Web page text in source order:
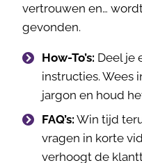
vertrouwen en…
gevonden.
How-To’s: Deel je
instructies. Wees
jargon en houd
FAQ’s: Win tijd
vragen in korte
verhoogt de